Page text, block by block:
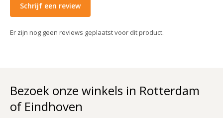
Schrijf een review
Er zijn nog geen reviews geplaatst voor dit product.
Bezoek onze winkels in Rotterdam
of Eindhoven